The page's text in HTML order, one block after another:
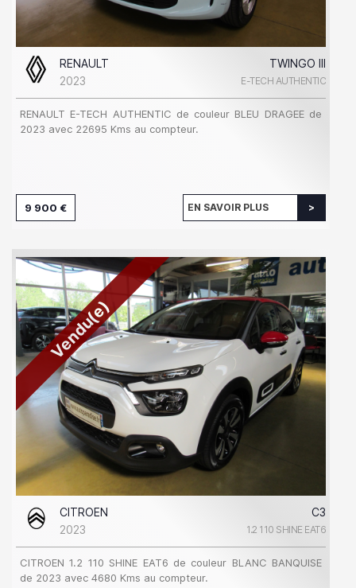
RENAULT
TWINGO III
2023
E-TECH AUTHENTIC
RENAULT E-TECH AUTHENTIC de couleur BLEU DRAGEE de
2023 avec 22695 Kms au compteur.
9 900 € EN SAVOIR PLUS
Vendu(e)
CITROEN
C3
2023
1.2 110 SHINE EAT6
CITROEN 1.2 110 SHINE EAT6 de couleur BLANC BANQUISE
de 2023 avec 4680 Kms au compteur.